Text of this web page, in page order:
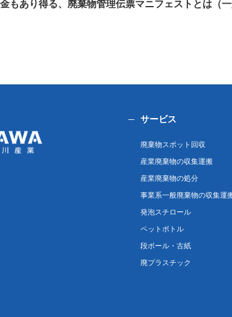
もあり得る、廃棄物管理伝票マニフェストとは（
サービス
廃棄物スポット回収
産業廃棄物の収集運搬
産業廃棄物の処分
事業系一般廃棄物の収集運
発泡スチロール
ペットボトル
段ボール・古紙
廃プラスチック